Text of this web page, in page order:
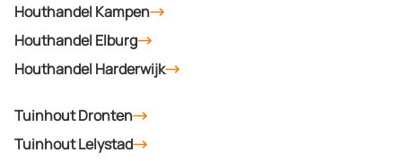
Houthandel Kampen
Houthandel Elburg
Houthandel Harderwijk
Tuinhout Dronten
Tuinhout Lelystad